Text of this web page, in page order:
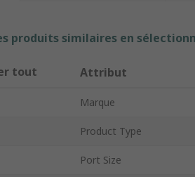
produits similaires en
tout Attribut
Marque
Product Type
Port Size